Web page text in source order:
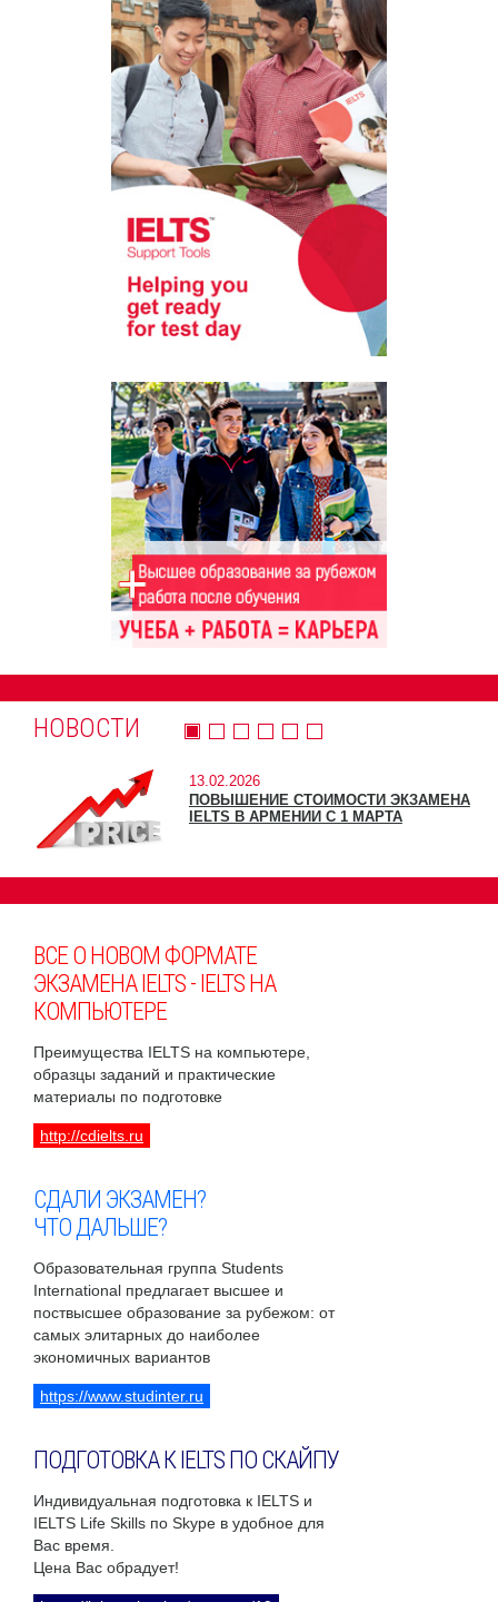
НОВОСТИ
13.02.2026
ПОВЫШЕНИЕ СТОИМОСТИ ЭКЗАМЕНА
IELTS В АРМЕНИИ С 1 МАРТА
ВСЕ О НОВОМ ФОРМАТЕ
ЭКЗАМЕНА IELTS - IELTS НА
КОМПЬЮТЕРЕ
Преимущества IELTS на компьютере,
образцы заданий и практические
материалы по подготовке
http://cdielts.ru
СДАЛИ ЭКЗАМЕН?
ЧТО ДАЛЬШЕ?
Образовательная группа Students
International предлагает высшее и
поствысшее образование за рубежом: от
самых элитарных до наиболее
экономичных вариантов
https://www.studinter.ru
ПОДГОТОВКА К IELTS ПО СКАЙПУ
Индивидуальная подготовка к IELTS и
IELTS Life Skills по Skype в удобное для
Вас время.
Цена Вас обрадует!